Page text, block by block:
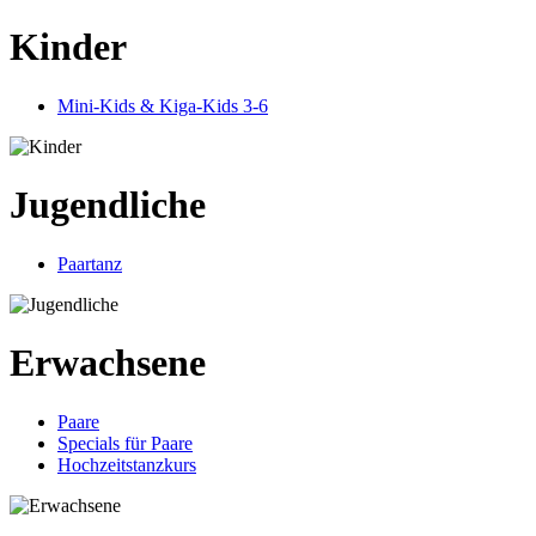
Kinder
Mini-Kids & Kiga-Kids 3-6
Jugendliche
Paartanz
Erwachsene
Paare
Specials für Paare
Hochzeitstanzkurs